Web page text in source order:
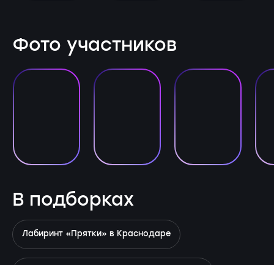
Фото участников
В подборках
Лабиринт «Прятки» в Краснодаре